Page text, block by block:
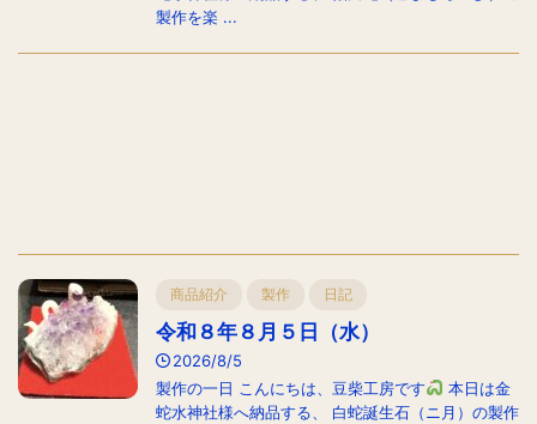
製作を楽 ...
商品紹介 製作 日記
令和８年８月５日（水）
2026/8/5
製作の一日 こんにちは、豆柴工房です
本日は金
蛇水神社様へ納品する、 白蛇誕生石（ニ月）の製作